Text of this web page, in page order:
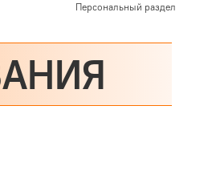
Персональный раздел